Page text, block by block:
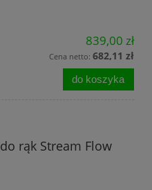
839,00 zł
Cena netto: 682,11 zł
do koszyka
rąk Stream Flow